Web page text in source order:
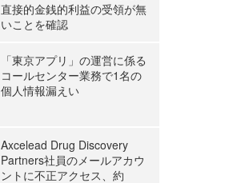
直接的金銭的利益の受領が無
いことを確認
「東京アプリ」の運営に係る
コールセンター業務で1名の
個人情報漏えい
Axcelead Drug Discovery
Partners社員のメールアカウ
ントに不正アクセス、約